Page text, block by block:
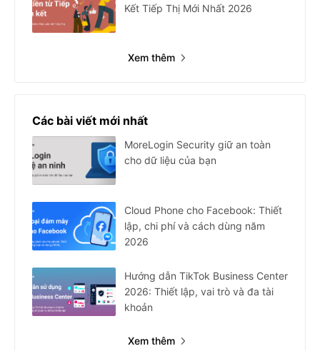
Kết Tiếp Thị Mới Nhất 2026
Xem thêm
Các bài viết mới nhất
MoreLogin Security giữ an toàn
cho dữ liệu của bạn
Cloud Phone cho Facebook: Thiết
lập, chi phí và cách dùng năm
2026
Hướng dẫn TikTok Business Center
2026: Thiết lập, vai trò và đa tài
khoản
Xem thêm